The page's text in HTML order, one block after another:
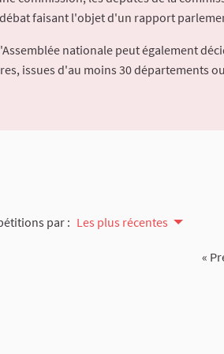
faisant l'objet d'un rapport
nationale peut également
issues d'au moins 30 départements
par : Les plus récentes
«